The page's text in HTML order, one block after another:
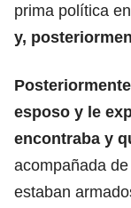
prima política
y,
esposo y le
encontraba y
acompañada
estaban